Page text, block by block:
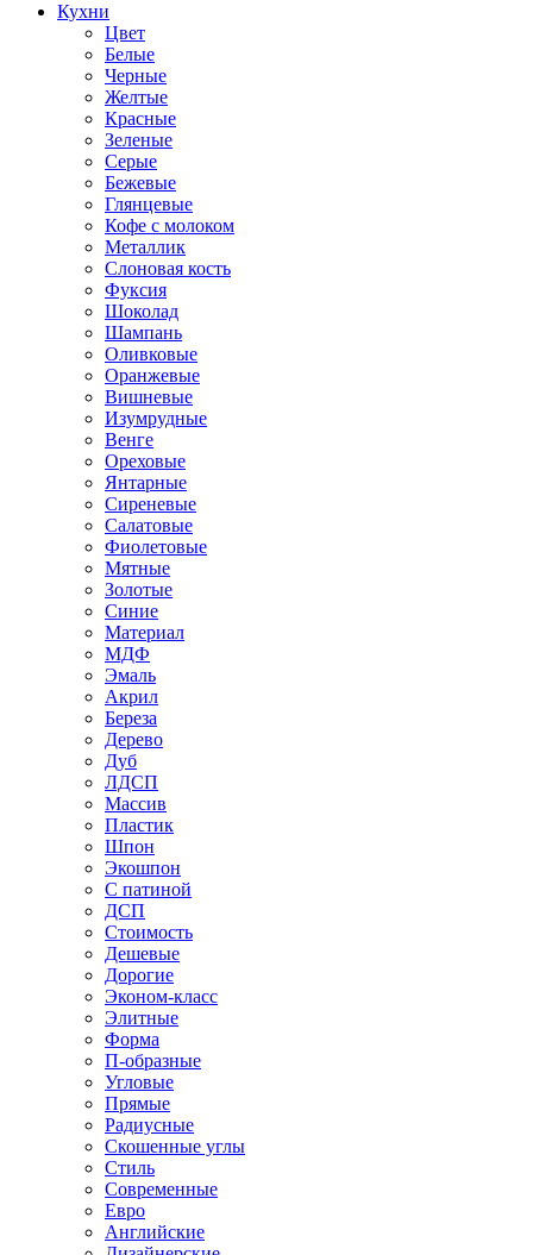
Кухни
Цвет
Белые
Черные
Желтые
Красные
Зеленые
Серые
Бежевые
Глянцевые
Кофе с молоком
Металлик
Слоновая кость
Фуксия
Шоколад
Шампань
Оливковые
Оранжевые
Вишневые
Изумрудные
Венге
Ореховые
Янтарные
Сиреневые
Салатовые
Фиолетовые
Мятные
Золотые
Синие
Материал
МДФ
Эмаль
Акрил
Береза
Дерево
Дуб
ЛДСП
Массив
Пластик
Шпон
Экошпон
С патиной
ДСП
Стоимость
Дешевые
Дорогие
Эконом-класс
Элитные
Форма
П-образные
Угловые
Прямые
Радиусные
Скошенные углы
Стиль
Современные
Евро
Английские